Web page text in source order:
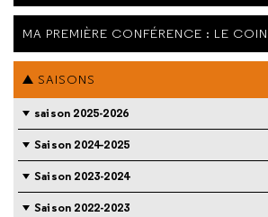
MA PREMIÈRE CONFÉRENCE : LE
SAISONS
saison 2025-2026
Saison 2024-2025
Saison 2023-2024
Saison 2022-2023